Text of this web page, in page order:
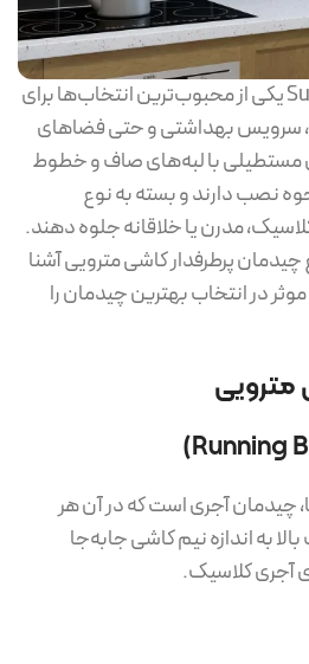
کاشی مترویی یا Subway Tile یکی از محبوب‌ترین انتخاب‌ها برای
سرویس بهداشتی و حتی فضاهای
مستطیلی با لبه‌های صاف و خطوط
نصب دارند و بسته به نوع
مدرن یا خلاقانه جلوه دهند.
مقاله، شما را با 6 نوع چیدمان پرطرفدار کاشی مترویی آشنا
در انتخاب بهترین چیدمان را
مترویی
چیدمان آجری است که در آن هر
به اندازه نیم کاشی جابه‌جا
آجری کلاسیک.